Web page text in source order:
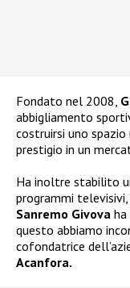
Fondato nel 2008,
abbigliamento
costruirsi uno spazio
prestigio in un
Ha inoltre stabilito
programmi televisivi,
Sanremo Givova
questo abbiamo
cofondatrice
Acanfora.